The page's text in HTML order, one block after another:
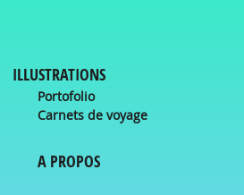
ILLUSTRATIONS
Portofolio
Carnets de voyage
A PROPOS